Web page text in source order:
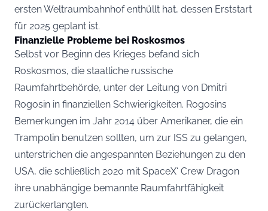
ersten Weltraumbahnhof enthüllt hat, dessen Erststart
für 2025 geplant ist.
Finanzielle Probleme bei Roskosmos
Selbst vor Beginn des Krieges befand sich
Roskosmos, die staatliche russische
Raumfahrtbehörde, unter der Leitung von Dmitri
Rogosin in finanziellen Schwierigkeiten. Rogosins
Bemerkungen im Jahr 2014 über Amerikaner, die ein
Trampolin benutzen sollten, um zur ISS zu gelangen,
unterstrichen die angespannten Beziehungen zu den
USA, die schließlich 2020 mit SpaceX‘ Crew Dragon
ihre unabhängige bemannte Raumfahrtfähigkeit
zurückerlangten.